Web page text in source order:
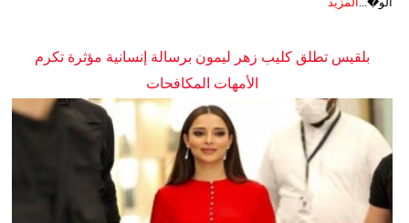
بلقيس تطلق كليب زهر ليمون برسالة إنسانية مؤثرة تكرم
الأمهات المكافحات